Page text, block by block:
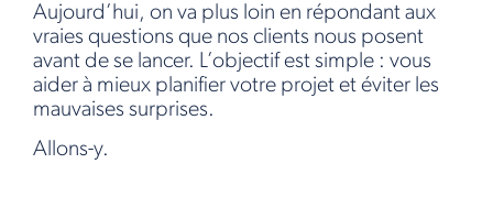
Aujourd’hui, on va plus loin en répondant aux
vraies questions que nos clients nous posent
avant de se lancer. L’objectif est simple : vous
aider à mieux planifier votre projet et éviter les
mauvaises surprises.
Allons-y.